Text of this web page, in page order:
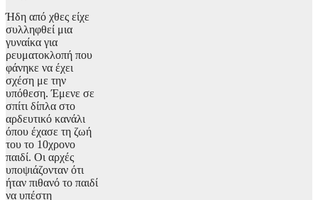
Ήδη από χθες είχε
συλληφθεί μια
γυναίκα για
ρευματοκλοπή που
φάνηκε να έχει
σχέση με την
υπόθεση. Έμενε σε
σπίτι δίπλα στο
αρδευτικό κανάλι
όπου έχασε τη ζωή
του το 10χρονο
παιδί. Οι αρχές
υποψιάζονταν ότι
ήταν πιθανό το παιδί
να υπέστη